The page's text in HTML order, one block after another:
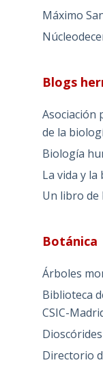
Máximo
Blogs
Asociación
de la
Biología
La vida y la
Un libro de
Botánica
Árboles
Biblioteca
CSIC-
Directorio